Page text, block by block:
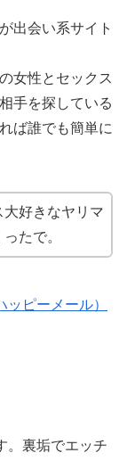
出会い系サイト
女性とセックス
手を探している
ば誰でも簡単に
好きなヤリマ
たで。
ピーメール）
。裏垢でエッチ